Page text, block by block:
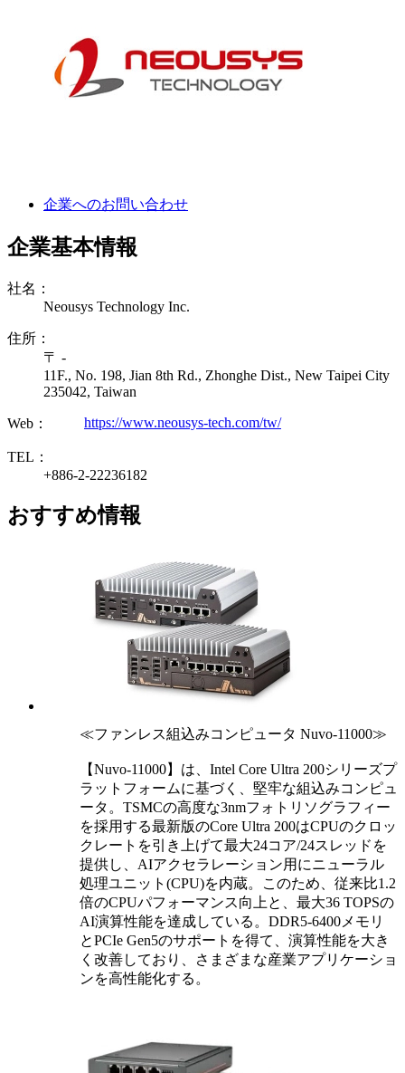
企業へのお問い合わせ
企業基本情報
社名：
Neousys Technology Inc.
住所：
〒 -
11F., No. 198, Jian 8th Rd., Zhonghe Dist., New Taipei City
235042, Taiwan
Web： https://www.neousys-tech.com/tw/
TEL：
+886-2-22236182
おすすめ情報
≪ファンレス組込みコンピュータ Nuvo-11000≫
【Nuvo-11000】は、Intel Core Ultra 200シリーズプ
ラットフォームに基づく、堅牢な組込みコンピュ
ータ。TSMCの高度な3nmフォトリソグラフィー
を採用する最新版のCore Ultra 200はCPUのクロッ
クレートを引き上げて最大24コア/24スレッドを
提供し、AIアクセラレーション用にニューラル
処理ユニット(CPU)を内蔵。このため、従来比1.2
倍のCPUパフォーマンス向上と、最大36 TOPSの
AI演算性能を達成している。DDR5-6400メモリ
とPCIe Gen5のサポートを得て、演算性能を大き
く改善しており、さまざまな産業アプリケーショ
ンを高性能化する。